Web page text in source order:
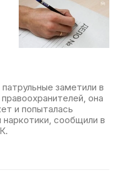
заметили в
она
и попыталась
сообщили в